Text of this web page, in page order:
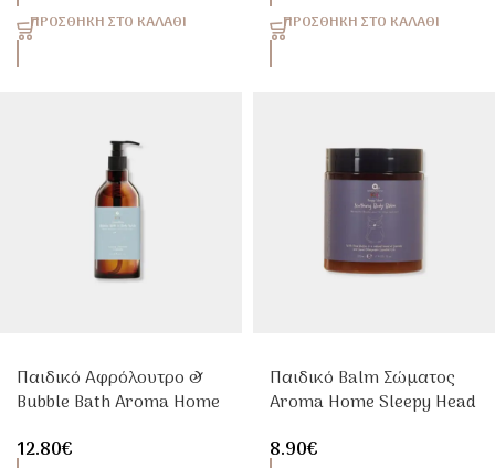
ΠΡΟΣΘΉΚΗ ΣΤΟ ΚΑΛΆΘΙ ΠΡΟΣΘΉΚΗ ΣΤΟ ΚΑΛΆΘΙ
Παιδικό Αφρόλουτρο &
Bubble Bath Aroma Home
12.80€
Παιδικό Balm Σώματος
Aroma Home Sleepy Head
Ύπνο
8.90€